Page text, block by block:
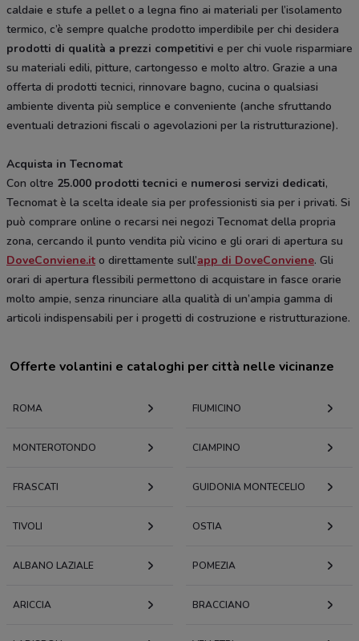
caldaie e stufe a pellet o a legna fino ai materiali per l’isolamento
termico, c’è sempre qualche prodotto imperdibile per chi desidera
prodotti di qualità a prezzi competitivi e per chi vuole risparmiare
su materiali edili, pitture, cartongesso e molto altro. Grazie a una
offerta di prodotti tecnici, rinnovare bagno, cucina o qualsiasi
ambiente diventa più semplice e conveniente (anche sfruttando
eventuali detrazioni fiscali o agevolazioni per la ristrutturazione).
Acquista in Tecnomat
Con oltre 25.000 prodotti tecnici e numerosi servizi dedicati,
Tecnomat è la scelta ideale sia per professionisti sia per i privati. Si
può comprare online o recarsi nei negozi Tecnomat della propria
zona, cercando il punto vendita più vicino e gli orari di apertura su
DoveConviene.it o direttamente sull’app di DoveConviene. Gli
orari di apertura flessibili permettono di acquistare in fasce orarie
molto ampie, senza rinunciare alla qualità di un’ampia gamma di
articoli indispensabili per i progetti di costruzione e ristrutturazione.
Offerte volantini e cataloghi per città nelle vicinanze
ROMA FIUMICINO
MONTEROTONDO CIAMPINO
FRASCATI GUIDONIA MONTECELIO
TIVOLI OSTIA
ALBANO LAZIALE POMEZIA
ARICCIA BRACCIANO